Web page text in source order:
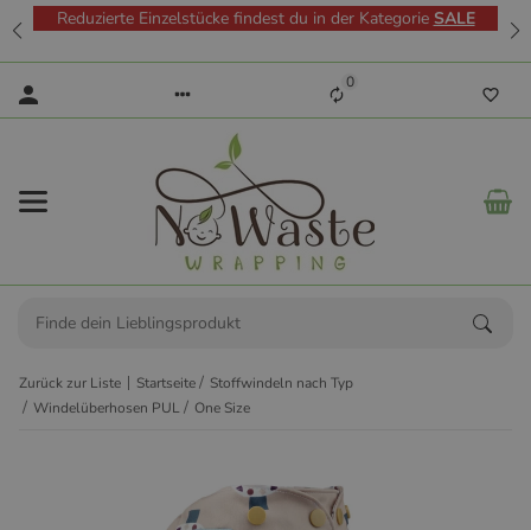
Reduzierte Einzelstücke findest du in der Kategorie SALE
0
Zurück zur Liste Startseite
Stoffwindeln nach Typ
Windelüberhosen PUL
One Size